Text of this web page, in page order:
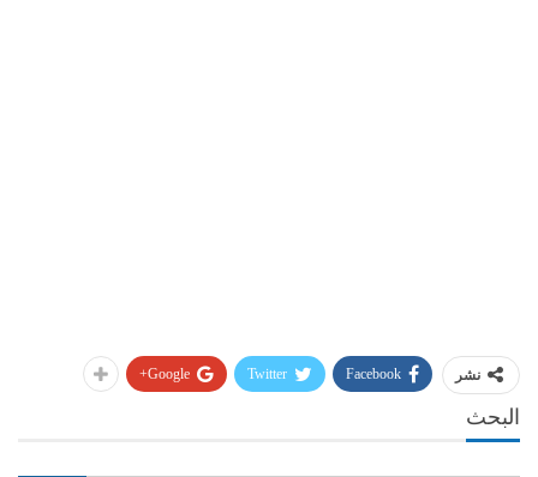
نشر Facebook
Twitter
Google+
البحث